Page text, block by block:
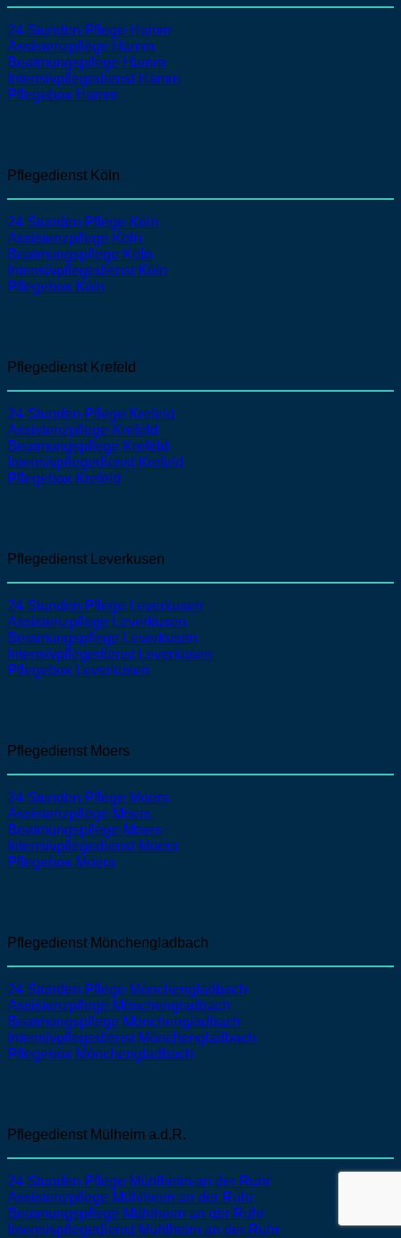
24 Stunden Pflege Hamm
Assistenzpflege Hamm
Beatmungspflege Hamm
Intensivpflegedienst Hamm
Pflegebox Hamm
Pflegedienst Köln
24 Stunden Pflege Köln
Assistenzpflege Köln
Beatmungspflege Köln
Intensivpflegedienst Köln
Pflegebox Köln
Pflegedienst Krefeld
24 Stunden Pflege Krefeld
Assistenzpflege Krefeld
Beatmungspflege Krefeld
Intensivpflegedienst Krefeld
Pflegebox Krefeld
Pflegedienst Leverkusen
24 Stunden Pflege Leverkusen
Assistenzpflege Leverkusen
Beatmungspflege Leverkusen
Intensivpflegedienst Leverkusen
Pflegebox Leverkusen
Pflegedienst Moers
24 Stunden Pflege Moers
Assistenzpflege Moers
Beatmungspflege Moers
Intensivpflegedienst Moers
Pflegebox Moers
Pflegedienst Mönchengladbach
24 Stunden Pflege Mönchengladbach
Assistenzpflege Mönchengladbach
Beatmungspflege Mönchengladbach
Intensivpflegedienst Mönchengladbach
Pflegebox Mönchengladbach
Pflegedienst Mülheim a.d.R.
24 Stunden Pflege Mühlheim an der Ruhr
Assistenzpflege Mühlheim an der Ruhr
Beatmungspflege Mühlheim an der Ruhr
Intensivpflegedienst Mühlheim an der Ruhr